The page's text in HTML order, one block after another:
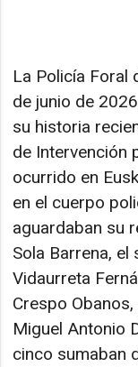
La Policía Foral
de junio de
su historia
de Intervención
ocurrido en
en el cuerpo
aguardaban su
Sola Barrena,
Vidaurreta
Crespo
Miguel Antonio
cinco sumaban